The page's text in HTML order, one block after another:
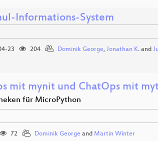
Informations-System
23 204 Dominik George, Jonathan K.and
mit mynit und ChatOps mit
für MicroPython
72 Dominik Georgeand Martin Winter